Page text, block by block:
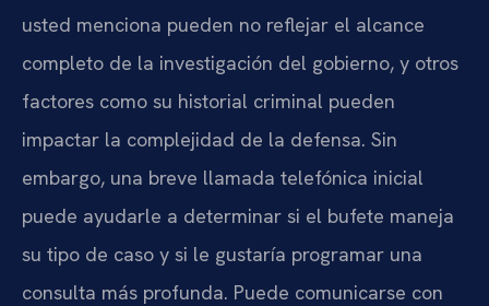
usted menciona pueden no reflejar el alcance
completo de la investigación del gobierno, y otros
factores como su historial criminal pueden
impactar la complejidad de la defensa. Sin
embargo, una breve llamada telefónica inicial
puede ayudarle a determinar si el bufete maneja
su tipo de caso y si le gustaría programar una
consulta más profunda. Puede comunicarse con